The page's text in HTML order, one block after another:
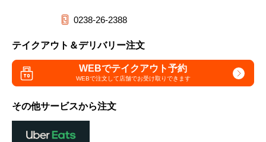
0238-26-2388
テイクアウト＆デリバリー注文
WEBでテイクアウト予約
WEBで注文して店舗でお受け取りできます
その他サービスから注文